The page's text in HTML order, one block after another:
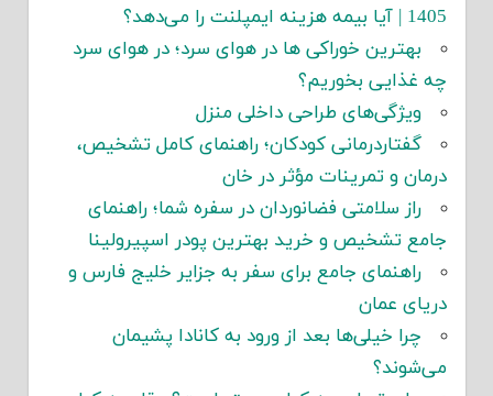
1405 | آیا بیمه هزینه ایمپلنت را می‌دهد؟
بهترین خوراکی ها در هوای سرد؛ در هوای سرد
چه غذایی بخوریم؟
ویژگی‌های طراحی داخلی منزل
گفتاردرمانی کودکان؛ راهنمای کامل تشخیص،
درمان و تمرینات مؤثر در خان
راز سلامتی فضانوردان در سفره شما؛ راهنمای
جامع تشخیص و خرید بهترین پودر اسپیرولینا
راهنمای جامع برای سفر به جزایر خلیج فارس و
دریای عمان
چرا خیلی‌ها بعد از ورود به کانادا پشیمان
می‌شوند؟